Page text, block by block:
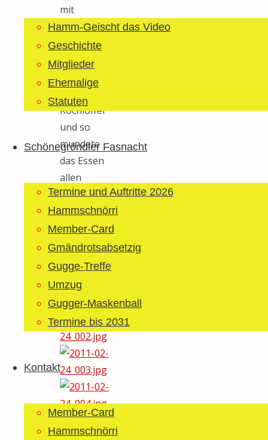
Hamm-Geischt das Video
Geschichte
Mitglieder
Ehemalige
Statuten
Schönegröndler Fasnacht
Termine und Auftritte 2026
Hammschnörri
Member-Card
Gmändrotsabsetzig
Gugge-Treffe
Umzug
Gugger-Maskenball
Termine bis 2031
Kontakt
Member-Card
Hammschnörri
mit
letztjährigem
Namen
‚LANDI‘) schwang
erfolgreich
Kochlöffel
und so
mundete
das Essen
allen
ausgezeichnet.
Vielen
herzlichen
Dank Ivo!
Fotos: Haribo